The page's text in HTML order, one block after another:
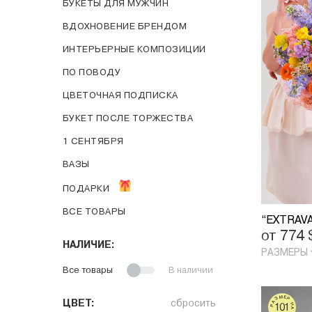
БУКЕТЫ ДЛЯ МУЖЧИН
ВДОХНОВЕНИЕ БРЕНДОМ
ИНТЕРЬЕРНЫЕ КОМПОЗИЦИИ
ПО ПОВOДУ
ЦВЕТОЧНАЯ ПОДПИСКА
БУКЕТ ПОСЛЕ ТОРЖЕСТВА
1 СЕНТЯБРЯ
ВАЗЫ
ПОДАРКИ
ВСЕ ТОВАРЫ
НАЛИЧИЕ:
Все товары В наличии
ЦВЕТ: сбросить
от 774
РАЗМЕРЫ
101